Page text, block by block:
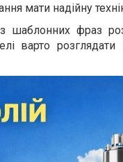
мати надійну
шаблонних фраз
варто